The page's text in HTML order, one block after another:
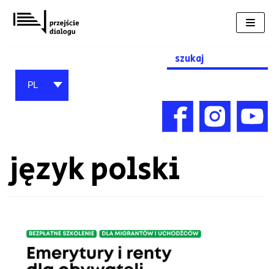
Przejdź
do
Search
for:
PL
język polski